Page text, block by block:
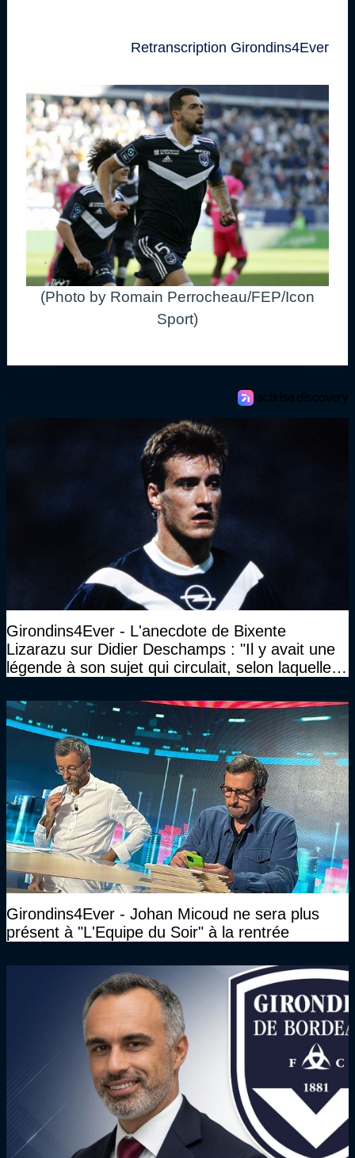
Retranscription Girondins4Ever
(Photo by Romain Perrocheau/FEP/Icon
Sport)
Girondins4Ever - L'anecdote de Bixente
Lizarazu sur Didier Deschamps : "Il y avait une
légende à son sujet qui circulait, selon laquelle il
Girondins4Ever - Johan Micoud ne sera plus
présent à "L'Equipe du Soir" à la rentrée